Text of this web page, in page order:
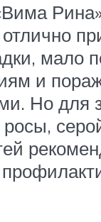
мало
и
Но для